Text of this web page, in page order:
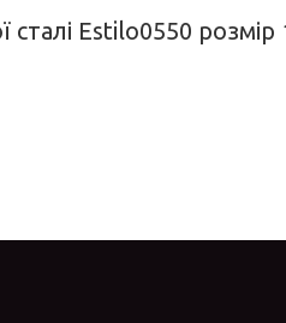
Estilo0550 розмір